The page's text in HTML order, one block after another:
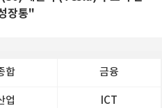
장통"
합 금융
업 ICT